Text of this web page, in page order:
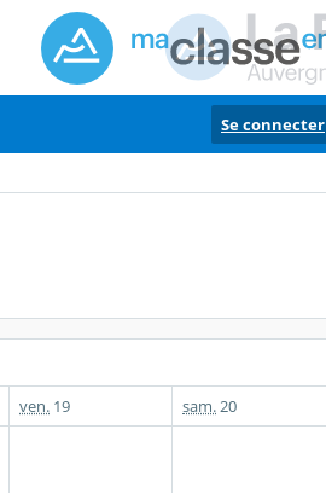
Se connecter
ven. 19 sam. 20